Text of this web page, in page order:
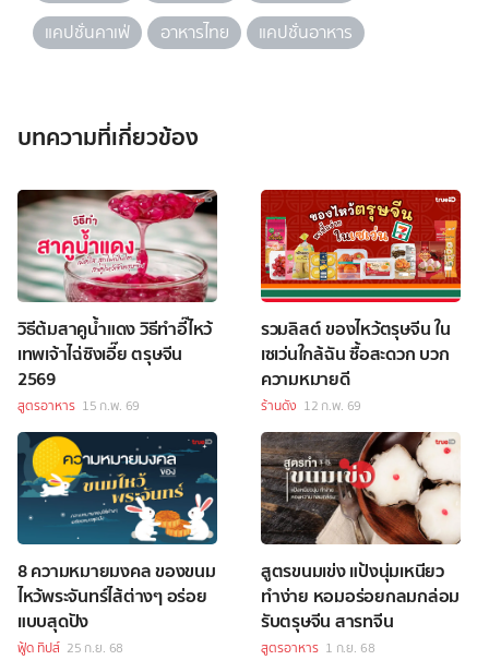
แคปชั่นคาเฟ่
อาหารไทย แคปชั่นอาหาร
บทความที่เกี่ยวข้อง
วิธีต้มสาคูน้ำแดง วิธีทำอี๊ไหว้
เทพเจ้าไฉ่ซิงเอี๊ย ตรุษจีน
2569
สูตรอาหาร 15 ก.พ. 69
รวมลิสต์ ของไหว้ตรุษจีน ใน
เซเว่นใกล้ฉัน ซื้อสะดวก บวก
ความหมายดี
ร้านดัง 12 ก.พ. 69
8 ความหมายมงคล ของขนม
ไหว้พระจันทร์ไส้ต่างๆ อร่อย
แบบสุดปัง
ฟู้ด ทิปส์ 25 ก.ย. 68
สูตรขนมเข่ง แป้งนุ่มเหนียว
ทำง่าย หอมอร่อยกลมกล่อม
รับตรุษจีน สารทจีน
สูตรอาหาร 1 ก.ย. 68